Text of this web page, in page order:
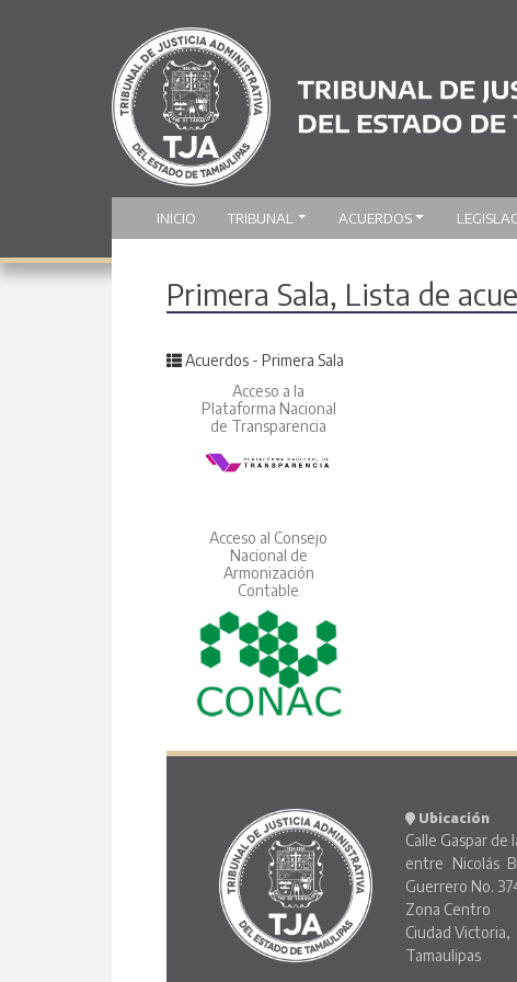
INICIO TRIBUNAL ACUERDOS
Primera Sala, Lista de
Posted in
Acuerdos - Primera Sala
Acceso a la
Plataforma Nacional
de Transparencia
Acceso al Consejo
Nacional de
Armonización
Contable
Ubicación
Calle Gaspar de
entre Nicolás
Guerrero No.
Zona Centro
Ciudad Victoria,
Tamaulipas